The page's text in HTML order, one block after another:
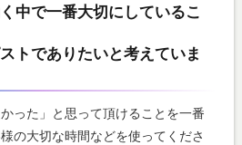
中で一番大切にしているこ
トでありたいと考えていま
った」と思って頂けることを一番
の大切な時間などを使ってくださ